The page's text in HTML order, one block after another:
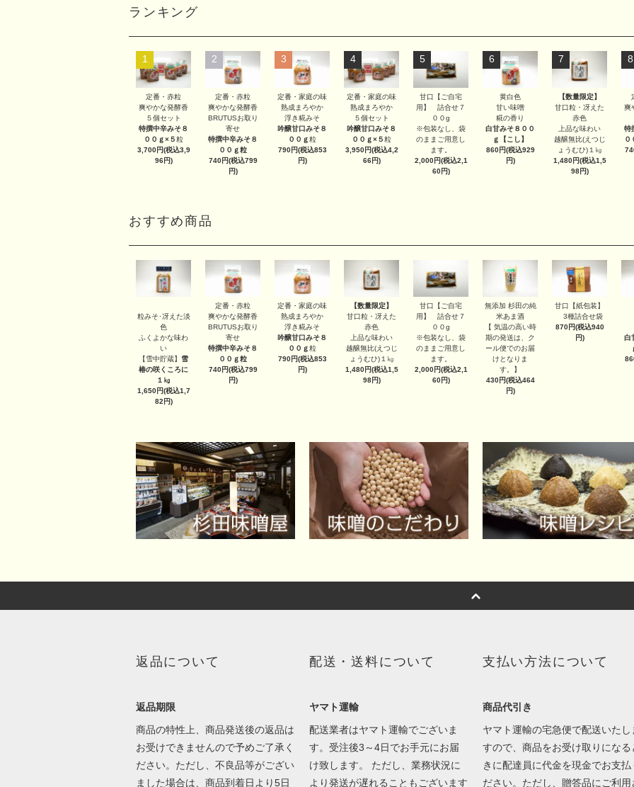
ランキング
1
定番・赤粒
爽やかな発酵香
５個セット
特撰中辛みそ８
００ｇ×５粒
3,700円(税込3,9
96円)
2
定番・赤粒
爽やかな発酵香
BRUTUSお取り
寄せ
特撰中辛みそ８
００ｇ粒
740円(税込799
円)
3
定番・家庭の味
熟成まろやか
浮き糀みそ
吟醸甘口みそ８
００ｇ粒
790円(税込853
円)
4
定番・家庭の味
熟成まろやか
５個セット
吟醸甘口みそ８
００ｇ×５粒
3,950円(税込4,2
66円)
5
甘口【ご自宅
用】 詰合せ７
００g
※包装なし、袋
のままご用意し
ます。
2,000円(税込2,1
60円)
6
黄白色
甘い味噌
糀の香り
白甘みそ８００
ｇ
【こし】
860円(税込929
円)
7
【数量限定】
甘口粒・冴えた
赤色
上品な味わい
越醸無比(えつじ
ょうむひ)１㎏
1,480円(税込1,5
98円)
8
爽
特
０
おすすめ商品
粒みそ･冴えた淡
色
ふくよかな味わ
い
【雪中貯蔵】 雪
椿の咲くころに
１㎏
1,650円(税込1,7
82円)
定番・赤粒
爽やかな発酵香
BRUTUSお取り
寄せ
特撰中辛みそ８
００ｇ粒
740円(税込799
円)
定番・家庭の味
熟成まろやか
浮き糀みそ
吟醸甘口みそ８
００ｇ粒
790円(税込853
円)
【数量限定】
甘口粒・冴えた
赤色
上品な味わい
越醸無比(えつじ
ょうむひ)１㎏
1,480円(税込1,5
98円)
甘口【ご自宅
用】 詰合せ７
００g
※包装なし、袋
のままご用意し
ます。
2,000円(税込2,1
60円)
無添加 杉田の純
米あま酒
【 気温の高い時
期の発送は、ク
ール便でのお届
けとなりま
す。】
430円(税込464
円)
甘口【紙包装】
3種詰合せ袋
870円(税込940
円)
白
返品について
返品期限
商品の特性上、商品発送後の返品は
お受けできませんので予めご了承く
ださい。ただし、不良品等がござい
ました場合は、商品到着日より5日
配送・送料について
ヤマト運輸
配送業者はヤマト運輸でございま
す。受注後3～4日でお手元にお届
け致します。 ただし、業務状況に
より発送が遅れることもございます
支払い方法について
商品代引き
ヤマト運輸の宅急便で配送いたし
すので、商品をお受け取りになる
きに配達員に代金を現金でお支払
ださい。ただし、贈答品にご利用